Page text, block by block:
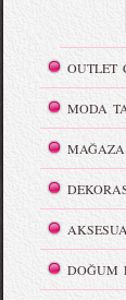
OUTLET
MODA
DOĞUM